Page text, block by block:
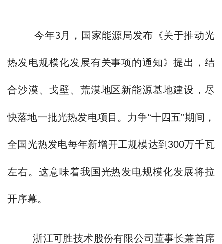
今年3月，国家能源局发布《关于推动光
热发电规模化发展有关事项的通知》提出，结
合沙漠、戈壁、荒漠地区新能源基地建设，尽
快落地一批光热发电项目。力争“十四五”期间，
全国光热发电每年新增开工规模达到300万千瓦
左右。这意味着我国光热发电规模化发展将拉
开序幕。
浙江可胜技术股份有限公司董事长兼首席